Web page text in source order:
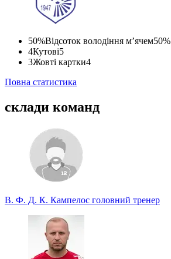
50%Відсоток володіння м’ячем50%
4Кутові5
3Жовті картки4
Повна статистика
склади команд
В. Ф. Д. К. Кампелос головний тренер